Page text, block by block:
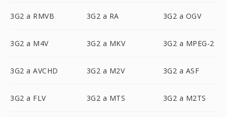
3G2 a RMVB 3G2 a RA 3G2 a OGV
3G2 a M4V 3G2 a MKV 3G2 a MPEG-2
3G2 a AVCHD 3G2 a M2V 3G2 a ASF
3G2 a FLV 3G2 a MTS 3G2 a M2TS